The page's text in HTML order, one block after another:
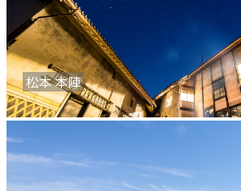
松本 本陣